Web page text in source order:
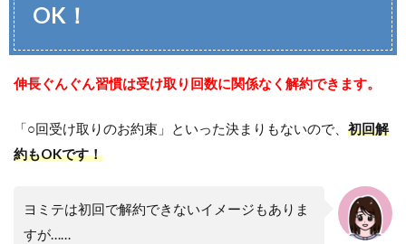
OK！
伸長ぐんぐん習慣は受け取り回数に関係なく解約できます。
「○回受け取りのお約束」といった決まりもないので、 初回解
約もOKです！
ヨミテは初回で解約できないイメージもありま
すが……